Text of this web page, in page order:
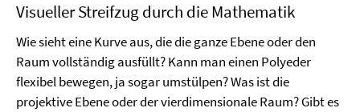
Visueller Streifzug durch die Mathematik
Wie sieht eine Kurve aus, die die ganze Ebene oder den
Raum vollständig ausfüllt? Kann man einen Polyeder
flexibel bewegen, ja sogar umstülpen? Was ist die
projektive Ebene oder der vierdimensionale Raum? Gibt es